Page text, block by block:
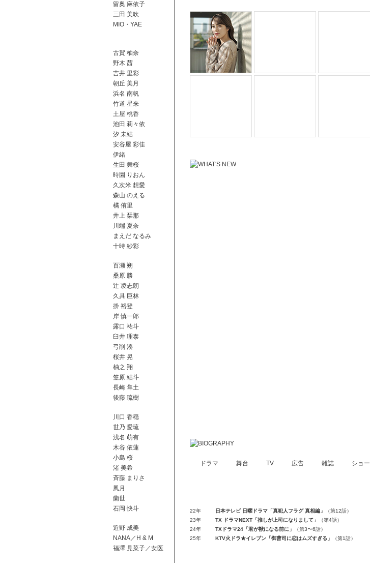
留奥 麻依子
三田 美吹
MIO・YAE
古賀 柚奈
野木 茜
吉井 里彩
朝丘 美月
浜名 南帆
竹道 星来
土屋 桃香
池田 莉々依
汐 未結
安谷屋 彩佳
伊緒
生田 舞桜
時園 りおん
久次米 想愛
森山 のえる
橘 侑里
井上 栞那
川端 夏奈
まえだ なるみ
十時 紗彩
百瀬 朔
桑原 勝
辻 凌志朗
久具 巨林
掛 裕登
岸 慎一郎
露口 祐斗
臼井 理泰
弓削 湊
桜井 晃
柚之 翔
笠原 結斗
長崎 隼土
後藤 琉樹
川口 香穏
世乃 愛琉
浅名 萌有
木谷 依蓮
小島 桜
渚 美希
⻫藤 まりさ
風月
蘭世
石岡 快斗
近野 成美
NANA／H & M
福澤 見菜子／女医
ドラマ 舞台 TV 広告 雑誌 ショー
22年 日本テレビ 日曜ドラマ「真犯人フラグ 真相編」
（第12話）
23年
TX ドラマNEXT「推しが上司になりまして」
（第4話）
24年
TXドラマ24「君が獣になる前に」
（第3〜6話）
25年
KTV火ドラ★イレブン「御曹司に恋はムズすぎる」 （第1話）